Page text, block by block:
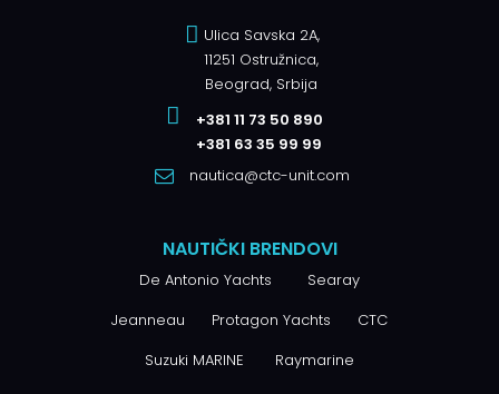
Ulica Savska 2A,
11251 Ostružnica,
Beograd, Srbija
+381 11 73 50 890
+381 63 35 99 99
nautica@ctc-unit.com
NAUTIČKI BRENDOVI
De Antonio Yachts
Searay
Jeanneau Protagon Yachts
CTC
Suzuki MARINE Raymarine